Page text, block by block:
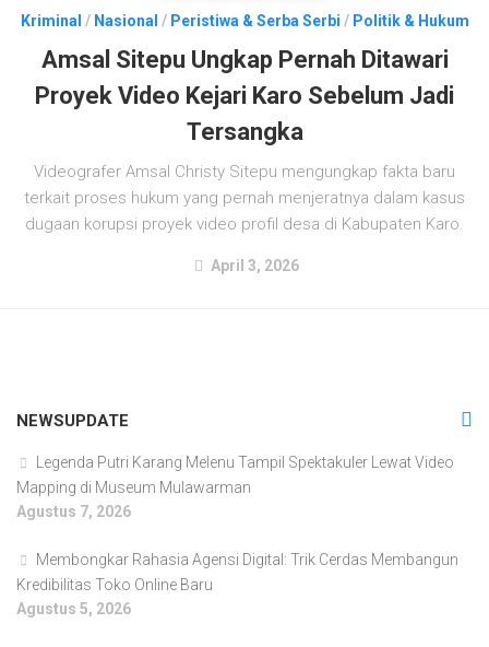
Kriminal / Nasional / Peristiwa & Serba Serbi / Politik & Hukum
Amsal Sitepu Ungkap Pernah Ditawari
Proyek Video Kejari Karo Sebelum Jadi
Tersangka
Videografer Amsal Christy Sitepu mengungkap fakta baru
terkait proses hukum yang pernah menjeratnya dalam kasus
dugaan korupsi proyek video profil desa di Kabupaten Karo.
April 3, 2026
NEWSUPDATE
Legenda Putri Karang Melenu Tampil Spektakuler Lewat Video
Mapping di Museum Mulawarman
Agustus 7, 2026
Membongkar Rahasia Agensi Digital: Trik Cerdas Membangun
Kredibilitas Toko Online Baru
Agustus 5, 2026